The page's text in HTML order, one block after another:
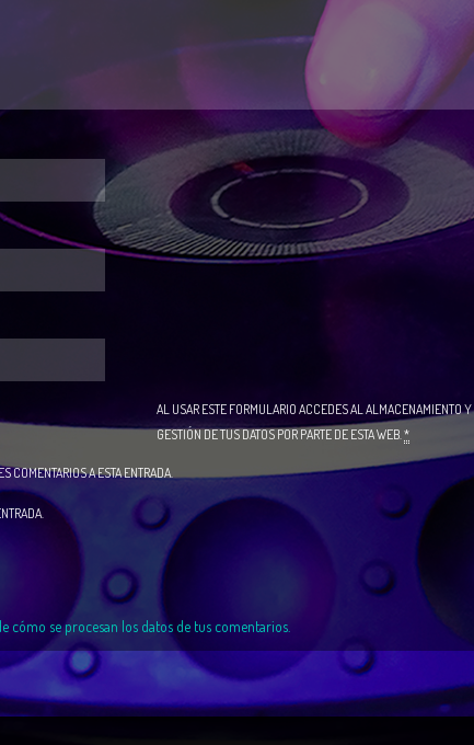
AL USAR ESTE FORMULARIO ACCEDES AL ALMACENAMIENTO Y
GESTIÓN DE TUS DATOS POR PARTE DE ESTA WEB.*
COMENTARIOS A ESTA ENTRADA.
cómo se procesan los datos de tus comentarios.